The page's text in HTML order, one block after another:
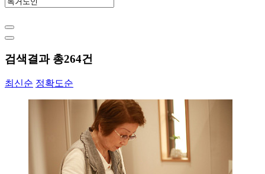
검색결과 총264건
최신순 정확도순